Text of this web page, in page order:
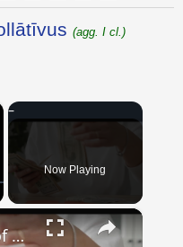
(agg. I cl.)
Now Playing
×
Master the Art of Debt Collection and Repossession for Financial Success